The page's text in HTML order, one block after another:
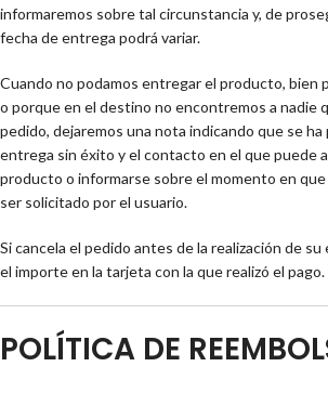
informaremos sobre tal circunstancia y, de
fecha de entrega podrá variar.
Cuando no podamos entregar el producto, bien
o porque en el destino no encontremos a nadie
pedido, dejaremos una nota indicando que se ha
entrega sin éxito y el contacto en el que puede
producto o informarse sobre el momento en
ser solicitado por el usuario.
Si cancela el pedido antes de la realización de
el importe en la tarjeta con la que realizó el pago.
POLÍTICA DE